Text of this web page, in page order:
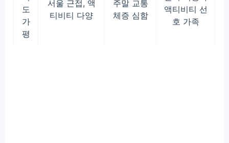
도
가
평
서울 근접, 액
티비티 다양
주말 교통
체증 심함
액티비티 선
호 가족